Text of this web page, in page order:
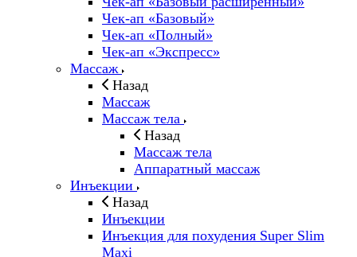
Чек-ап «Базовый»
Чек-ап «Полный»
Чек-ап «Экспресс»
Массаж
Назад
Массаж
Массаж тела
Назад
Массаж тела
Аппаратный массаж
Инъекции
Назад
Инъекции
Инъекция для похудения Super Slim
Maxi